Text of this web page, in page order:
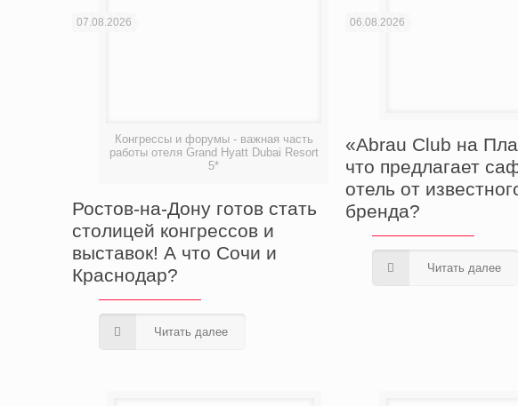
Конгрессы и форумы - важная часть
работы отеля Grand Hyatt Dubai Resort
5*
07.08.2026
Ростов-на-Дону готов стать
столицей конгрессов и
выставок! А что Сочи и
Краснодар?
Читать далее
06.08.2026
«Abrau Club на
что предлагает
отель от
бренда?
Читать далее